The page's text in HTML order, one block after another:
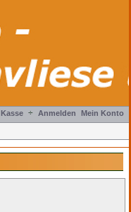
Kasse ÷ Anmelden Mein Konto